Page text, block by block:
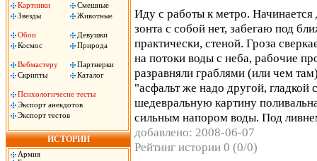
Картинки
Смешные
Звезды
Животные
Обои
Девушки
Космос
Природа
Вебмастеру
Партнерки
Скрипты
Каталог
Психологичесие тесты
Экспорт анекдотов
Экспорт тестов
ИСТОРИИ
Армия
Иду с работы к метро.
зонта с собой нет, забегаю под
практически, стеной. Гроза
на потоки воды с неба, рабочие
разравняли граблями (или чем
"асфальт же надо другой, гладкой
шедевральную картину
сильным напором воды. Под
добавлено: 2008-06-07
Рейтинг истории 0 (0/0)